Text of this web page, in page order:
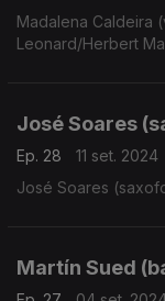
Madalena Caldeira
Leonard/Herbert
José Soares
Ep. 28
11 set. 2024
José Soares
Martín Sued